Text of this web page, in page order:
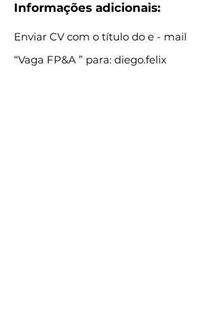
Informações adicionais:
Enviar CV com o título do e - mail
“Vaga FP&A ” para: diego.felix